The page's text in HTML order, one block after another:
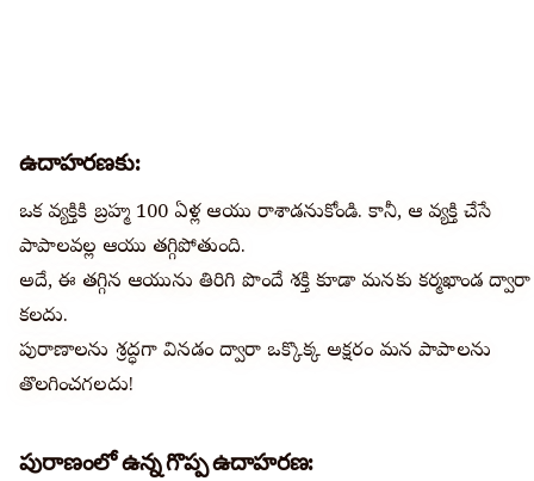
ఉదాహరణకు:
ఒక వ్యక్తికి బ్రహ్మ 100 ఏళ్ల ఆయువు రాశాడనుకోండి. కానీ, ఆ వ్యక్తి చేసే
పాపాలవల్ల ఆయువు తగ్గిపోతుంది.
అదే, ఈ తగ్గిన ఆయువును తిరిగి పొందే శక్తి కూడా మనకు కర్మఖాండ ద్వారా
కలదు.
పురాణాలను శ్రద్ధగా వినడం ద్వారా ఒక్కొక్క అక్షరం మన పాపాలను
తొలగించగలదు!
పురాణంలో ఉన్న గొప్ప ఉదాహరణ: